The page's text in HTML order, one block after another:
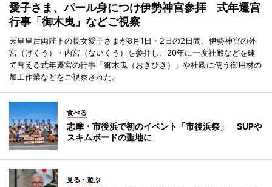
愛子さま、パール身につけ伊勢神宮参拝 式年遷宮
行事「御木曳」などご視察
天皇皇后両陛下の長女愛子さまが8月1日・2日の2日間、伊勢神宮の外
宮（げくう）・内宮（ないくう）を参拝し、20年に一度社殿などを建
て替える式年遷宮の行事「御木曳（おきひき）」や社殿に使う御用材の
加工作業などをご視察された。
食べる
志摩・市後浜で初のイベント「市後浜祭」 SUPや
スキムボードの聖地に
見る・遊ぶ